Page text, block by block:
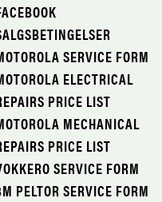
SERVICE FORM
ELECTRICAL
PRICE LIST
MECHANICAL
PRICE LIST
SERVICE FORM
PELTOR SERVICE FORM